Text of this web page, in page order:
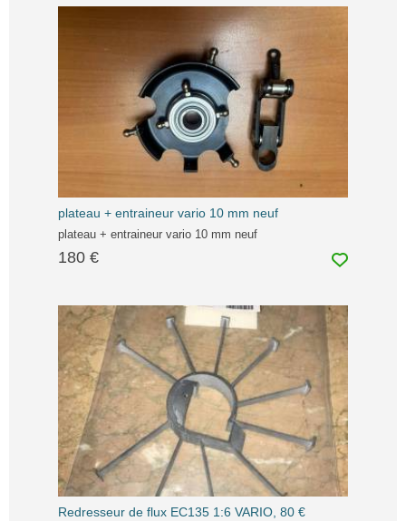
plateau + entraineur vario 10 mm neuf
plateau + entraineur vario 10 mm neuf
180 €
Redresseur de flux EC135 1:6 VARIO, 80 €